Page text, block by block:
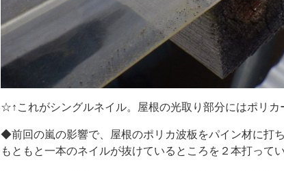
☆↑これがシングルネイル。屋根の光取り部分にはポリカ
◆前回の嵐の影響で、屋根のポリカ波板をパイン材に打
もともと一本のネイルが抜けているところを２本打って